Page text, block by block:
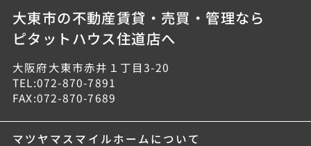
大東市の不動産賃貸・売買・管理なら
ピタットハウス住道店へ
大阪府大東市赤井１丁目3-20
TEL:072-870-7891
FAX:072-870-7689
マツヤマスマイルホームについて